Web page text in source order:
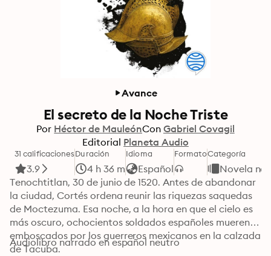
Avance
El secreto de la Noche Triste
Por Héctor de MauleónCon Gabriel Covagil
Editorial Planeta Audio
31 calificaciones
3.9
Duración
4 h 36 m
Idioma
Español
FormatoCategoría
Novela
Tenochtitlan, 30 de junio de 1520. Antes de abandonar
la ciudad, Cortés ordena reunir las riquezas saquedas
de Moctezuma. Esa noche, a la hora en que el cielo es
más oscuro, ochocientos soldados españoles mueren
emboscados por los guerreros mexicanos en la calzada
de Tacuba.
Audiolibro narrado en español neutro